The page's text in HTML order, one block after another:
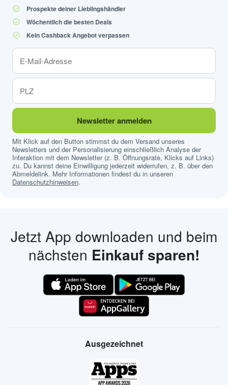
Prospekte deiner Lieblingshändler
Wöchentlich die besten Deals
Kein Cashback Angebot verpassen
Newsletter anmelden
Mit Klick auf den Button stimmst du dem Versand unseres
Newsletters und der Personalisierung einschließlich Analyse der
Interaktion mit dem Newsletter (z. B. Öffnungsrate, Klicks auf Links)
zu. Du kannst deine Einwilligung jederzeit widerrufen, z. B. über den
Abmeldelink. Mehr Informationen findest du in unseren
Datenschutzhinweisen.
Jetzt App downloaden und beim
nächsten Einkauf sparen!
Ausgezeichnet